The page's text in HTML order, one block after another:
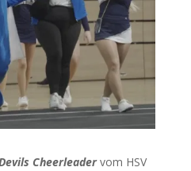
Cheerleadervom HSV